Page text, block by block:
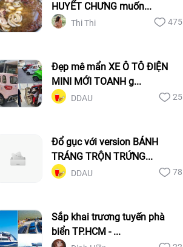
HUYẾT CHƯNG muốn...
Thi Thi 475
Đẹp mê mẩn XE Ô TÔ ĐIỆN
MINI MỚI TOANH g...
DDAU 25
Đổ gục với version BÁNH
TRÁNG TRỘN TRỨNG...
DDAU 78
Sắp khai trương tuyến phà
biển TP.HCM - ...